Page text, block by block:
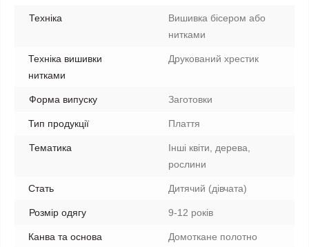
Техніка
Вишивка бісером або
нитками
Техніка вишивки
нитками
Друкований хрестик
Форма випуску Заготовки
Тип продукції Плаття
Тематика
Інші квіти, дерева,
рослини
Стать Дитячий (дівчата)
Розмір одягу 9-12 років
Канва та основа Домоткане полотно